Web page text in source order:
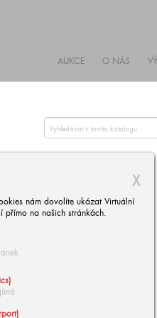
AUKCE O NÁS
X
nám dovolíte ukázat Virtuální
přímo na našich stránkách.
003
STUDIE EVY Z CYKLU